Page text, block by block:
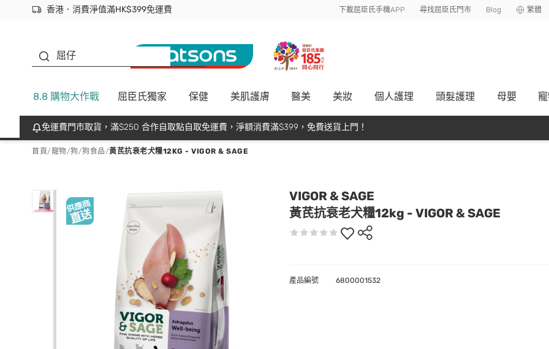
香港．消費淨值滿HK$399免運費
立即成為易賞錢會員盡享獨家優惠
首次APP下單買滿$450 輸入 NEWAPP 即減$50 下載屈臣氏手機APP 尋找屈臣氏門市 Blog 繁體
屈仔
8.8 購物大作戰 屈臣氏獨家 保健 美肌護膚 醫美 美妝 個人護理 頭髮護理 母嬰
免運費門市取貨，滿$250 合作自取點自取免運費，淨額消費滿$399，免費送貨上門！
首頁/寵物/狗/狗食品/黃芪抗衰老犬糧12KG - VIGOR & SAGE
VIGOR & SAGE
黃芪抗衰老犬糧12kg - VIGOR & SAGE
產品編號 6800001532